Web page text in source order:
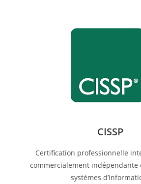
CISSP
Certification professionnelle
commercialement indépendante
systèmes